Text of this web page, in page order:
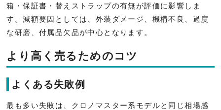
箱・保証書・替えストラップの有無が評価に影響しま
す。減額要因としては、外装ダメージ、機構不良、過度
な研磨、付属品欠品が中心となります。
より高く売るためのコツ
よくある失敗例
最も多い失敗は、クロノマスター系モデルと同じ相場感